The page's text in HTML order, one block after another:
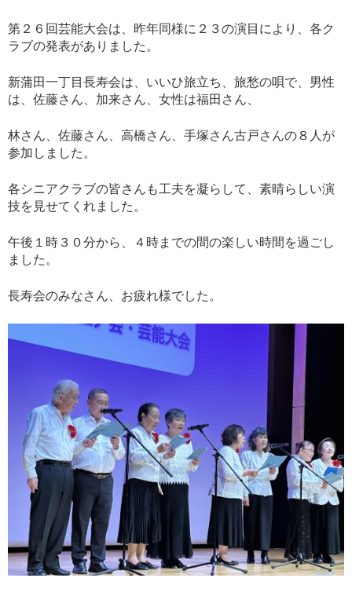
第２６回芸能大会は、昨年同様に２３の演目により、各ク
ラブの発表がありました。
新蒲田一丁目長寿会は、いいひ旅立ち、旅愁の唄で、男性
は、佐藤さん、加来さん、女性は福田さん、
林さん、佐藤さん、高橋さん、手塚さん古戸さんの８人が
参加しました。
各シニアクラブの皆さんも工夫を凝らして、素晴らしい演
技を見せてくれました。
午後１時３０分から、４時までの間の楽しい時間を過ごし
ました。
長寿会のみなさん、お疲れ様でした。